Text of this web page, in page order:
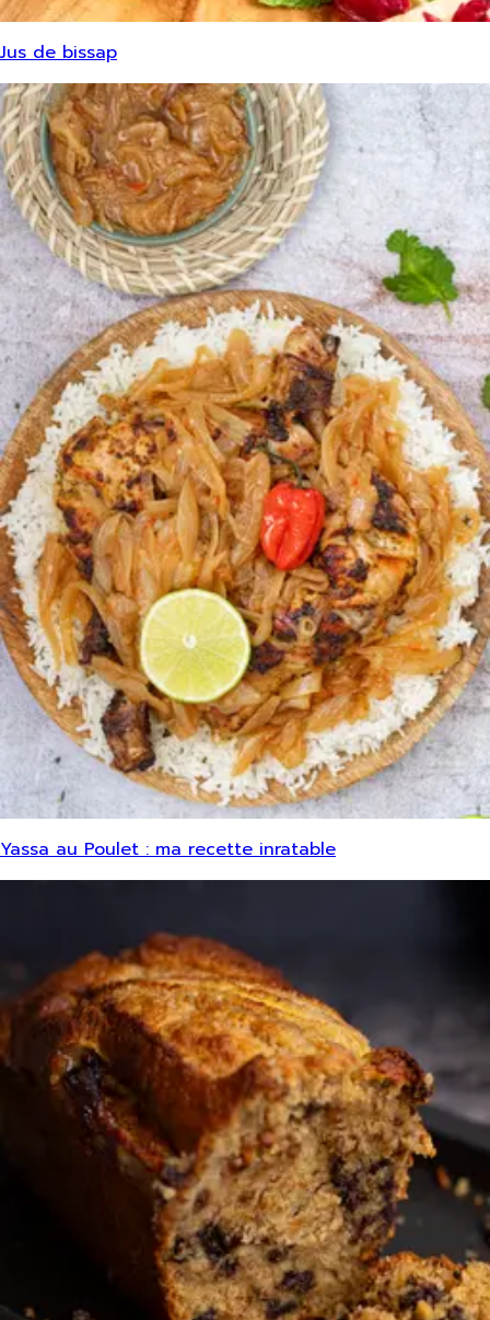
Jus de bissap
Yassa au Poulet : ma recette inratable